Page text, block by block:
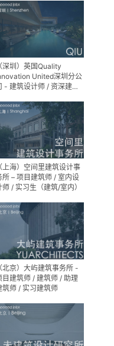
（深圳）英国Quality
United深圳分公
- 建筑设计师 / 资深建筑
习生
（上海）空间里建筑设计事
所 – 项目建筑师 / 室内设
计师 / 实习生（建筑/室内）
（北京）大屿建筑事务所 -
目建筑师 / 建筑师 / 助理
筑师 / 实习建筑师